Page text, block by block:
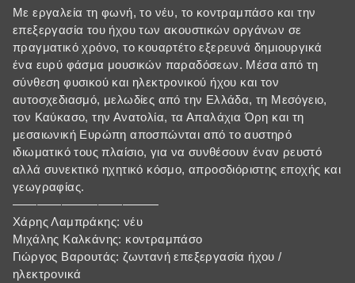
Με εργαλεία τη φωνή, το νέυ, το κοντραμπάσο και την
επεξεργασία του ήχου των ακουστικών οργάνων σε
πραγματικό χρόνο, το κουαρτέτο εξερευνά δημιουργικά
ένα ευρύ φάσμα μουσικών παραδόσεων. Μέσα από τη
σύνθεση φυσικού και ηλεκτρονικού ήχου και τον
αυτοσχεδιασμό, μελωδίες από την Ελλάδα, τη Μεσόγειο,
τον Καύκασο, την Ανατολία, τα Απαλάχια Όρη και τη
μεσαιωνική Ευρώπη αποσπώνται από το αυστηρό
ιδιωματικό τους πλαίσιο, για να συνθέσουν έναν ρευστό
αλλά συνεκτικό ηχητικό κόσμο, απροσδιόριστης εποχής και
γεωγραφίας.
————————————
Χάρης Λαμπράκης: νέυ
Μιχάλης Καλκάνης: κοντραμπάσο
Γιώργος Βαρουτάς: ζωντανή επεξεργασία ήχου /
ηλεκτρονικά